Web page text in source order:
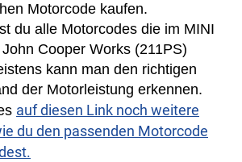
Motorcode kaufen.
du alle Motorcodes die im MINI
Cooper Works (211PS)
kann man den richtigen
der Motorleistung erkennen.
auf diesen Link noch weitere
du den passenden Motorcode